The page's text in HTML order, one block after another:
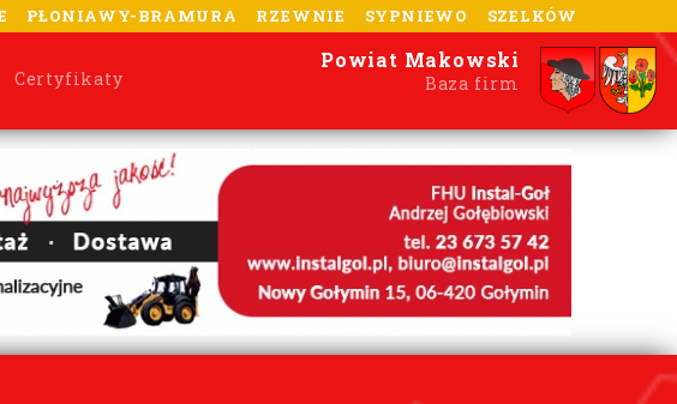
PŁONIAWY-BRAMURA RZEWNIE SYPNIEWO SZELKÓW
Certyfikaty
Powiat Makowski
Baza firm